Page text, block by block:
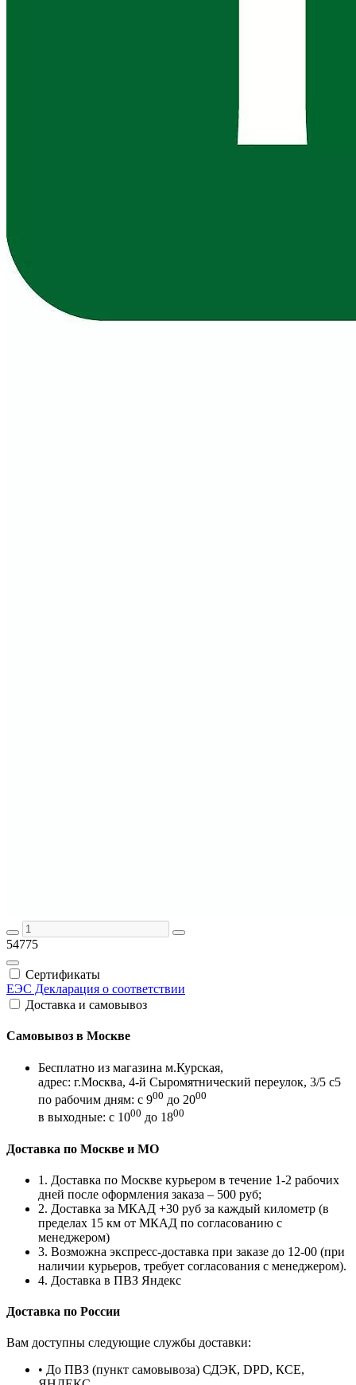
54775
Сертификаты
ЕЭС Декларация о соответствии
Доставка и самовывоз
Самовывоз в Москве
Бесплатно из магазина м.Курская,
адрес: г.Москва, 4-й Сыромятнический переулок, 3/5 с5
по рабочим дням: с 900 до 2000
в выходные: с 1000 до 1800
Доставка по Москве и МО
1. Доставка по Москве курьером в течение 1-2 рабочих
дней после оформления заказа – 500 руб;
2. Доставка за МКАД +30 руб за каждый километр (в
пределах 15 км от МКАД по согласованию с
менеджером)
3. Возможна экспресс-доставка при заказе до 12-00 (при
наличии курьеров, требует согласования с менеджером).
4. Доставка в ПВЗ Яндекс
Доставка по России
Вам доступны следующие службы доставки:
• До ПВЗ (пункт самовывоза) СДЭК, DPD, КСЕ,